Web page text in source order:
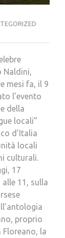
Naldini,
mesi fa, il 9
l’evento
della
locali”
d’Italia
locali
culturali.
17
11, sulla
proprio
Floreano, la